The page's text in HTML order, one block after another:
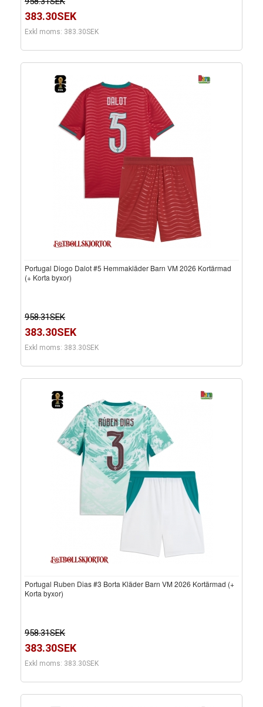
383.30SEK
Exkl moms: 383.30SEK
Portugal Diogo Dalot #5 Hemmakläder Barn VM 2026 Kortärmad
(+ Korta byxor)
958.31SEK
383.30SEK
Exkl moms: 383.30SEK
Portugal Ruben Dias #3 Borta Kläder Barn VM 2026 Kortärmad (+
Korta byxor)
958.31SEK
383.30SEK
Exkl moms: 383.30SEK